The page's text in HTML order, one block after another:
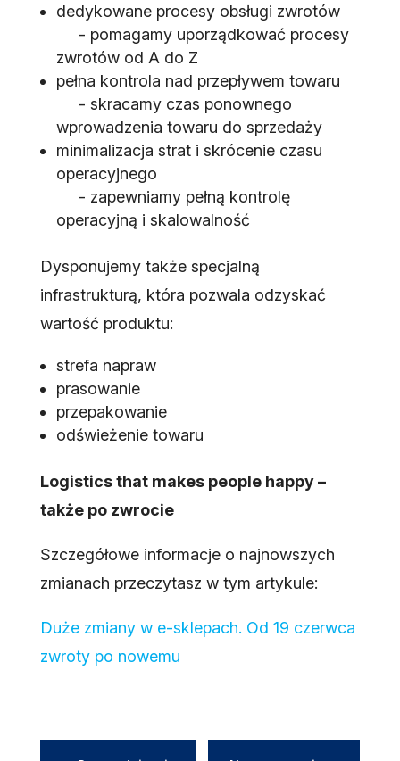
dedykowane procesy obsługi zwrotów
- pomagamy uporządkować procesy
zwrotów od A do Z
pełna kontrola nad przepływem towaru
- skracamy czas ponownego
wprowadzenia towaru do sprzedaży
minimalizacja strat i skrócenie czasu
operacyjnego
- zapewniamy pełną kontrolę
operacyjną i skalowalność
Dysponujemy także specjalną
infrastrukturą, która pozwala odzyskać
wartość produktu:
strefa napraw
prasowanie
przepakowanie
odświeżenie towaru
Logistics that makes people happy –
także po zwrocie
Szczegółowe informacje o najnowszych
zmianach przeczytasz w tym artykule:
Duże zmiany w e-sklepach. Od 19 czerwca
zwroty po nowemu